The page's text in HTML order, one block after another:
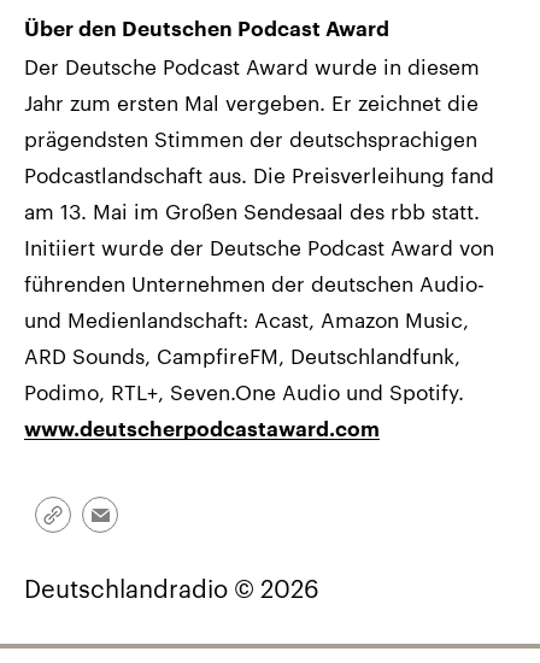
Über den Deutschen Podcast Award
Der Deutsche Podcast Award wurde in diesem
Jahr zum ersten Mal vergeben. Er zeichnet die
prägendsten Stimmen der deutschsprachigen
Podcastlandschaft aus. Die Preisverleihung fand
am 13. Mai im Großen Sendesaal des rbb statt.
Initiiert wurde der Deutsche Podcast Award von
führenden Unternehmen der deutschen Audio-
und Medienlandschaft: Acast, Amazon Music,
ARD Sounds, CampfireFM, Deutschlandfunk,
Podimo, RTL+, Seven.One Audio und Spotify.
www.deutscherpodcastaward.com
Link
Email
Deutschlandradio © 2026